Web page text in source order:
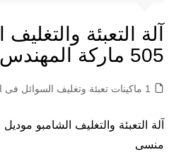
آلة التعبئة
505 ماركة المهندس منسى
1 ماكينات تعبئة وتغليف السوائل فى اكياس
منسى